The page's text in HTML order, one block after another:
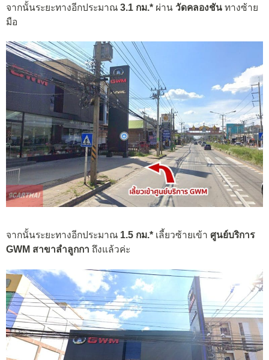
จากนั้นระยะทางอีกประมาณ 3.1 กม.* ผ่าน วัดคลองชัน ทางซ้าย
มือ
จากนั้นระยะทางอีกประมาณ 1.5 กม.* เลี้ยวซ้ายเข้า ศูนย์บริการ
GWM สาขาลำลูกกา ถึงแล้วค่ะ